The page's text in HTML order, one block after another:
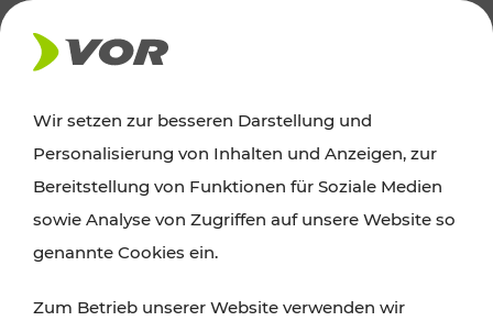
AKTUELLES
News
Alle wichtigen Meldungen zu Fahrplanänderungen,
finden Sie hier im Überblick.
Wir setzen zur besseren Darstellung und
Personalisierung von Inhalten und Anzeigen, zur
Bereitstellung von Funktionen für Soziale Medien
sowie Analyse von Zugriffen auf unsere Website so
genannte Cookies ein.
Zum Betrieb unserer Website verwenden wir